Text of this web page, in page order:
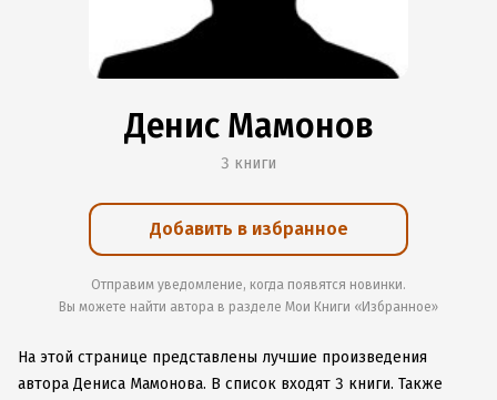
Денис Мамонов
3 книги
Добавить в избранное
Отправим уведомление, когда появятся новинки.
Вы можете найти автора в разделе Мои Книги «Избранное»
На этой странице представлены лучшие произведения
автора Дениса Мамонова. В список входят 3 книги. Также